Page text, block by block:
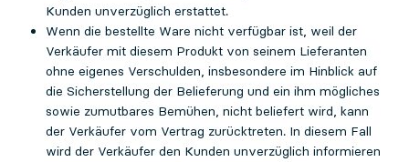
Kunden unverzüglich erstattet.
Wenn die bestellte Ware nicht verfügbar ist, weil der
Verkäufer mit diesem Produkt von seinem Lieferanten
ohne eigenes Verschulden, insbesondere im Hinblick auf
die Sicherstellung der Belieferung und ein ihm mögliches
sowie zumutbares Bemühen, nicht beliefert wird, kann
der Verkäufer vom Vertrag zurücktreten. In diesem Fall
wird der Verkäufer den Kunden unverzüglich informieren